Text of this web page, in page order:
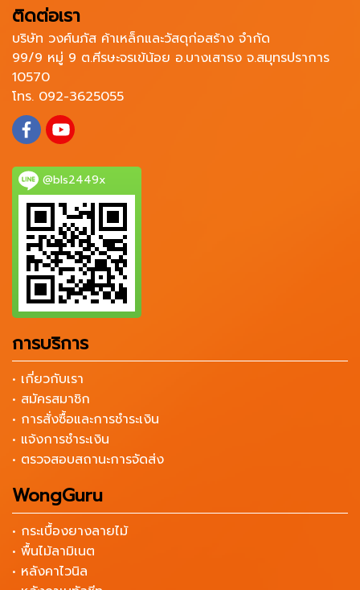
ติดต่อเรา
บริษัท วงศ์นภัส ค้าเหล็กและวัสดุก่อสร้าง จำกัด
99/9 หมู่ 9 ต.ศีรษะจรเข้น้อย อ.บางเสาธง จ.สมุทรปราการ
10570
โทร. 092-3625055
@bls2449x
การบริการ
• เกี่ยวกับเรา
• สมัครสมาชิก
• การสั่งซื้อและการชำระเงิน
• แจ้งการชำระเงิน
• ตรวจสอบสถานะการจัดส่ง
WongGuru
• กระเบื้องยางลายไม้
• พื้นไม้ลามิเนต
• หลังคาไวนิล